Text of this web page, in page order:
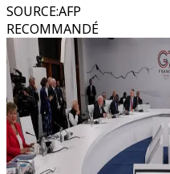
SOURCE:AFP
RECOMMANDÉ